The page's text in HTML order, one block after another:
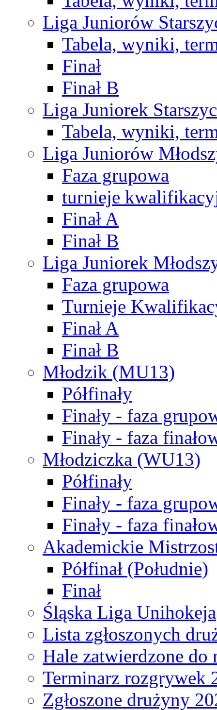
Liga Juniorów
Tabela, wyniki,
Finał
Finał B
Liga Juniorek
Tabela, wyniki,
Liga Juniorów
Faza grupowa
turnieje
Finał A
Finał B
Liga Juniorek
Faza grupowa
Turnieje
Finał A
Finał B
Młodzik (MU13)
Półfinały
Finały - faza
Finały - faza
Młodziczka (WU13)
Półfinały
Finały - faza
Finały - faza
Akademickie
Półfinał (Południe)
Finał
Śląska Liga Unihokeja
Lista zgłoszonych
Hale zatwierdzone do
Terminarz rozgrywek
Zgłoszone drużyny